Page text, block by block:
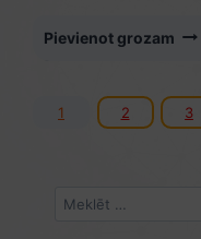
Pievienot grozam
1 2 3
Meklēt: